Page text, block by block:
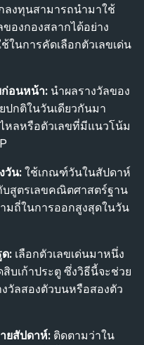
งทุนสามารถนำมาใช้
องกองสลากได้อย่าง
ในการคัดเลือกตัวเลขเด่น
ก่อนหน้า: นำผลรางวัลของ
ปกติในวันเดียวกันมา
หลหรือตัวเลขที่มีแนวโน้ม
วัน: ใช้เกณฑ์วันในสัปดาห์
สูตรเลขคณิตศาสตร์ฐาน
มถี่ในการออกสูงสุดในวัน
: เลือกตัวเลขเด่นมาหนึ่ง
บเก้าประตู ซึ่งวิธีนี้จะช่วย
วัลสองตัวบนหรือสองตัว
ยสัปดาห์: ติดตามว่าใน